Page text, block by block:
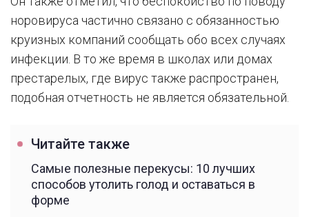
норовируса частично связано с обязанностью
круизных компаний сообщать обо всех случаях
инфекции. В то же время в школах или домах
престарелых, где вирус также распространен,
подобная отчетность не является обязательной.
Читайте также
Самые полезные перекусы: 10 лучших
способов утолить голод и оставаться в
форме